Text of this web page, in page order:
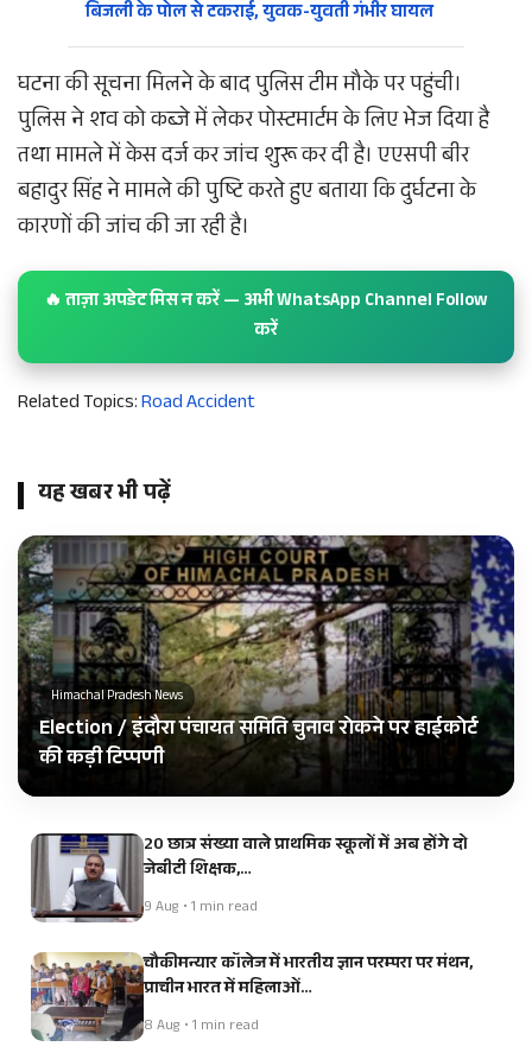
बिजली के पोल से टकराई, युवक-युवती गंभीर घायल
घटना की सूचना मिलने के बाद पुलिस टीम मौके पर पहुंची।
पुलिस ने शव को कब्जे में लेकर पोस्टमार्टम के लिए भेज दिया है
तथा मामले में केस दर्ज कर जांच शुरू कर दी है। एएसपी बीर
बहादुर सिंह ने मामले की पुष्टि करते हुए बताया कि दुर्घटना के
कारणों की जांच की जा रही है।
🔥 ताज़ा अपडेट मिस न करें — अभी WhatsApp Channel Follow
करें
Related Topics:Road Accident
यह खबर भी पढ़ें
Himachal Pradesh News
Election / इंदौरा पंचायत समिति चुनाव रोकने पर हाईकोर्ट
की कड़ी टिप्पणी
20 छात्र संख्या वाले प्राथमिक स्कूलों में अब होंगे दो
जेबीटी शिक्षक,…
9 Aug • 1 min read
चौकीमन्यार कॉलेज में भारतीय ज्ञान परम्परा पर मंथन,
प्राचीन भारत में महिलाओं…
8 Aug • 1 min read